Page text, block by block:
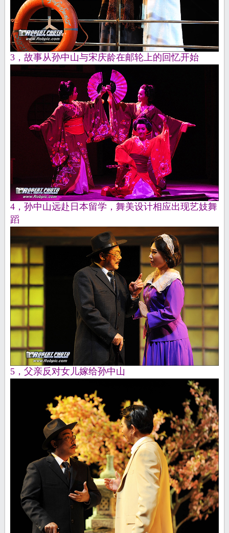
3，故事从孙中山与宋庆龄在邮轮上的回忆开始
4，孙中山远赴日本留学，舞美设计相应出现艺妓舞
蹈
5，父亲反对女儿嫁给孙中山